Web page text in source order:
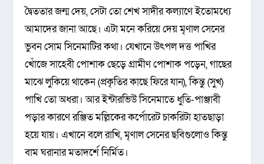
দ্বৈততার জন্ম দেয়, সেটা তো শেখ সাদীর কল্যাণে ইতোমধ্যে
আমাদের জানা আছে। এটা মনে করিয়ে দেয় মৃণাল সেনের
ভুবন সোম সিনেমাটির কথা। যেখানে উৎপল দত্ত পাখির
খোঁজে সাহেবী পোশাক ছেড়ে গ্রামীণ পোশাক পড়েন, গাছের
মাঝে লুকিয়ে থাকেন (প্রকৃতির কাছে ফিরে যান), কিন্তু (সুখ)
পাখি তো অধরা। আর ইন্টারভিউ সিনেমাতে ধুতি-পাঞ্জাবী
পড়ার কারণে রঞ্জিত মল্লিকের কর্পোরেট চাকরিটা হাতছাড়া
হয়ে যায়। এখানে বলে রাখি, মৃণাল সেনের ছবিগুলোও কিন্তু
বাম ঘরানার মতাদর্শে নির্মিত।